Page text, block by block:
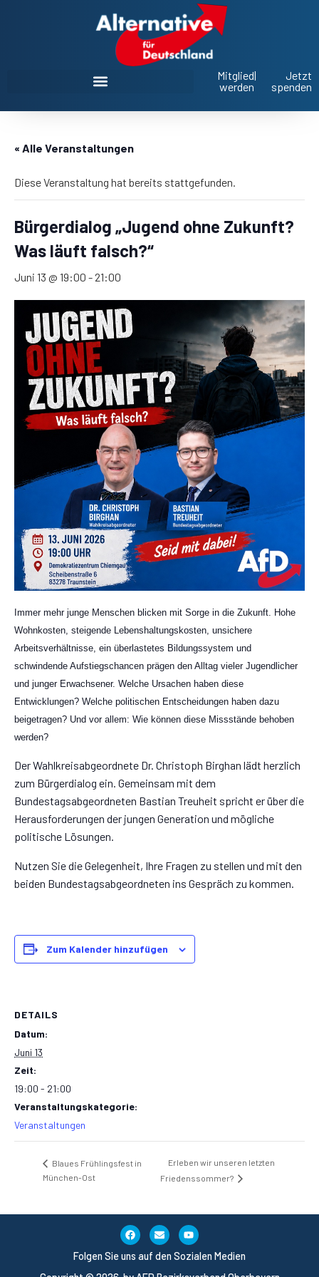
Mitglied
werden
|
Jetzt
spenden
« Alle Veranstaltungen
Diese Veranstaltung hat bereits stattgefunden.
Bürgerdialog „Jugend ohne Zukunft?
Was läuft falsch?“
Juni 13 @ 19:00 - 21:00
Immer mehr junge Menschen blicken mit Sorge in die Zukunft. Hohe
Wohnkosten, steigende Lebenshaltungskosten, unsichere
Arbeitsverhältnisse, ein überlastetes Bildungssystem und
schwindende Aufstiegschancen prägen den Alltag vieler Jugendlicher
und junger Erwachsener. Welche Ursachen haben diese
Entwicklungen? Welche politischen Entscheidungen haben dazu
beigetragen? Und vor allem: Wie können diese Missstände behoben
werden?
Der Wahlkreisabgeordnete Dr. Christoph Birghan lädt herzlich
zum Bürgerdialog ein. Gemeinsam mit dem
Bundestagsabgeordneten Bastian Treuheit spricht er über die
Herausforderungen der jungen Generation und mögliche
politische Lösungen.
Nutzen Sie die Gelegenheit, Ihre Fragen zu stellen und mit den
beiden Bundestagsabgeordneten ins Gespräch zu kommen.
Zum Kalender hinzufügen
DETAILS
Datum:
Juni 13
Zeit:
19:00 - 21:00
Veranstaltungskategorie:
Veranstaltungen
Blaues Frühlingsfest in
München-Ost
Erleben wir unseren letzten
Friedenssommer?
Folgen Sie uns auf den Sozialen Medien